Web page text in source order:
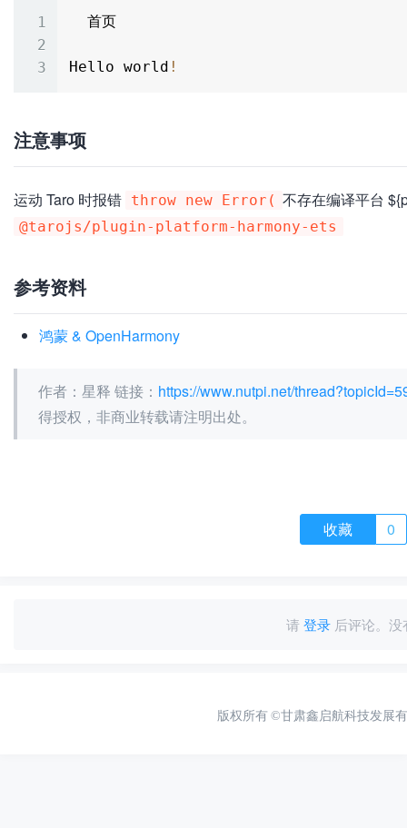
Hello world !
注意事项
运动 Taro 时报错 throw new Error( 不存在编译平台
@tarojs/plugin-platform-harmony-ets
参考资料
鸿蒙 & OpenHarmony
作者：星释 链接： https://www.nutpi.net/
得授权，非商业转载请注明出处。
收藏 0
请登录后评论。没
版权所有 ©甘肃鑫启航科技发展